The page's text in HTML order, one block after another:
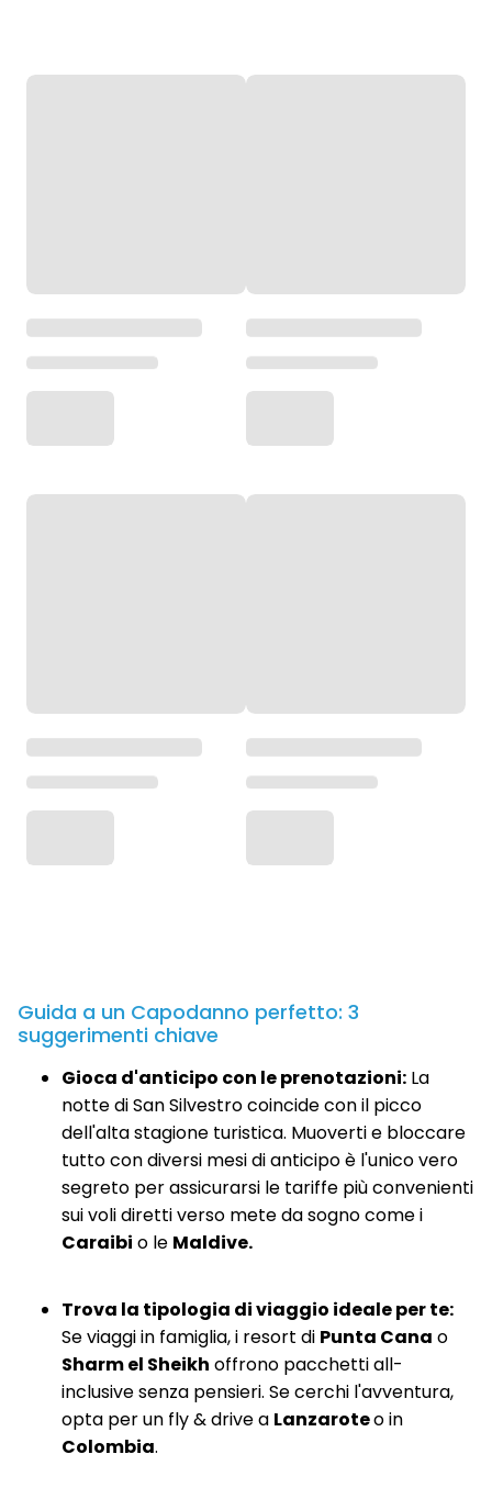
Guida a un Capodanno perfetto: 3
suggerimenti chiave
Gioca d'anticipo con le prenotazioni: La
notte di San Silvestro coincide con il picco
dell'alta stagione turistica. Muoverti e bloccare
tutto con diversi mesi di anticipo è l'unico vero
segreto per assicurarsi le tariffe più convenienti
sui voli diretti verso mete da sogno come i
Caraibi o le Maldive.
Trova la tipologia di viaggio ideale per te:
Se viaggi in famiglia, i resort di Punta Cana o
Sharm el Sheikh offrono pacchetti all-
inclusive senza pensieri. Se cerchi l'avventura,
opta per un fly & drive a Lanzaroteo in
Colombia.